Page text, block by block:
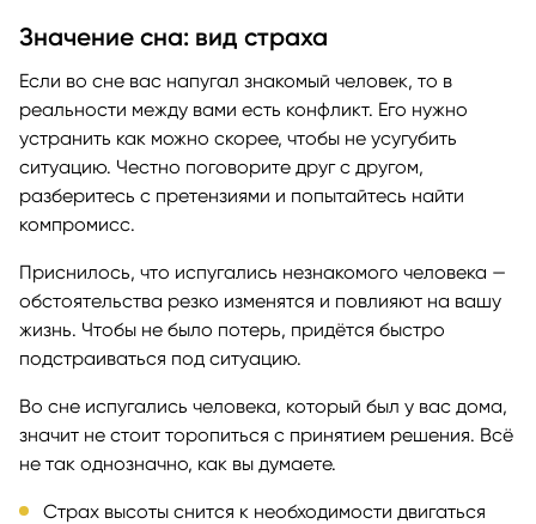
Значение сна: вид страха
Если во сне вас напугал знакомый человек, то в
реальности между вами есть конфликт. Его нужно
устранить как можно скорее, чтобы не усугубить
ситуацию. Честно поговорите друг с другом,
разберитесь с претензиями и попытайтесь найти
компромисс.
Приснилось, что испугались незнакомого человека —
обстоятельства резко изменятся и повлияют на вашу
жизнь. Чтобы не было потерь, придётся быстро
подстраиваться под ситуацию.
Во сне испугались человека, который был у вас дома,
значит не стоит торопиться с принятием решения. Всё
не так однозначно, как вы думаете.
Страх высоты снится к необходимости двигаться